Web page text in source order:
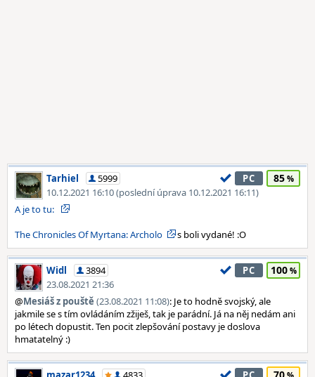
Tarhiel
5999
10.12.2021 16:10 (poslední úprava 10.12.2021 16:11)
PC 85
A je to tu:
The Chronicles Of Myrtana: Archolo
s boli vydané! :O
Widl
3894
23.08.2021 21:36
PC 100
@Mesiáš z pouště (23.08.2021 11:08): Je to hodně svojský, ale
jakmile se s tím ovládáním zžiješ, tak je parádní. Já na něj nedám ani
po létech dopustit. Ten pocit zlepšování postavy je doslova
hmatatelný :)